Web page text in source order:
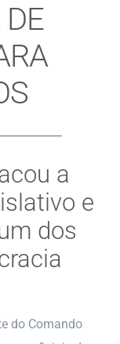
a
e
dos
do Comando